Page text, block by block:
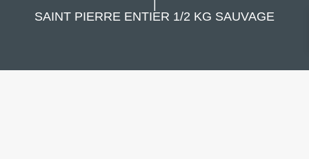
SAINT PIERRE ENTIER 1/2 KG SAUVAGE